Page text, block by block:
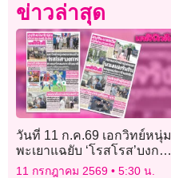
ข่าวล่าสุด
วันที่ 11 ก.ค.69 เอกวิทย์หนุ่ม
พะเยาแฉยับ ‘โรสโรส’บงการ
ลวงแอร์ขนผงขาวข้ามชาติ
11 กรกฎาคม 2569 5:30 น.